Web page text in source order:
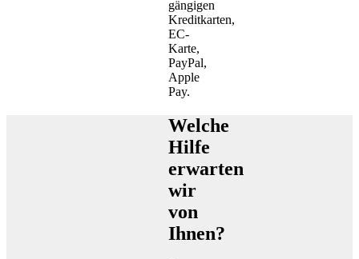
gängigen
Kreditkarten,
EC-
Karte,
PayPal,
Apple
Pay.
Welche
Hilfe
erwarten
wir
von
Ihnen?